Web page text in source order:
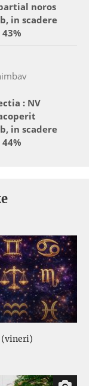
noros
in scadere
43%
: NV
in scadere
44%
(vineri)